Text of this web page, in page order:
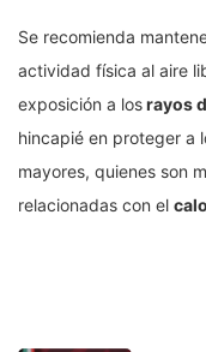
Se recomienda
actividad física al aire
exposición a losrayos
hincapié en proteger a
mayores, quienes son
relacionadas con el